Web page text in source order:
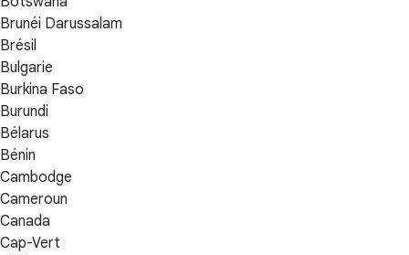
Brunéi Darussalam
Brésil
Bulgarie
Burkina Faso
Burundi
Bélarus
Bénin
Cambodge
Cameroun
Canada
Cap-Vert